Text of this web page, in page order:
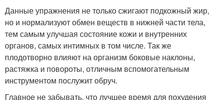
Данные упражнения не только сжигают подкожный жир,
но и нормализуют обмен веществ в нижней части тела,
тем самым улучшая состояние кожи и внутренних
органов, самых интимных в том числе. Так же
плодотворно влияют на организм боковые наклоны,
растяжка и повороты, отличным вспомогательным
инструментом послужит обруч.
Главное не забывать, что лучшее время для похудения